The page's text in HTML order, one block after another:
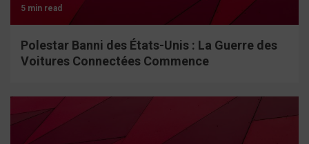
5 min read
Polestar Banni des États-Unis : La Guerre des
Voitures Connectées Commence